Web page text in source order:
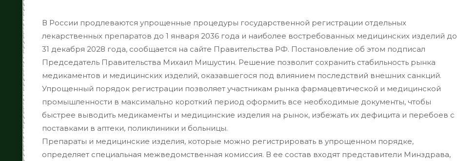
В России продлеваются упрощенные процедуры государственной регистрации отдельных
лекарственных препаратов до 1 января 2036 года и наиболее востребованных медицинских изделий до
31 декабря 2028 года, сообщается на сайте Правительства РФ. Постановление об этом подписал
Председатель Правительства Михаил Мишустин. Решение позволит сохранить стабильность рынка
медикаментов и медицинских изделий, оказавшегося под влиянием последствий внешних санкций.
Упрощенный порядок регистрации позволяет участникам рынка фармацевтической и медицинской
промышленности в максимально короткий период оформить все необходимые документы, чтобы
быстрее выводить медикаменты и медицинские изделия на рынок, избежать их дефицита и перебоев с
поставками в аптеки, поликлиники и больницы.
Препараты и медицинские изделия, которые можно регистрировать в упрощенном порядке,
определяет специальная межведомственная комиссия. В ее состав входят представители Минздрава,